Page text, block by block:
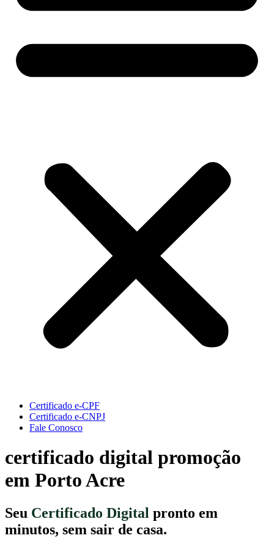
Certificado e-CPF
Certificado e-CNPJ
Fale Conosco
certificado digital promoção
em Porto Acre
Seu Certificado Digital pronto em
minutos, sem sair de casa.